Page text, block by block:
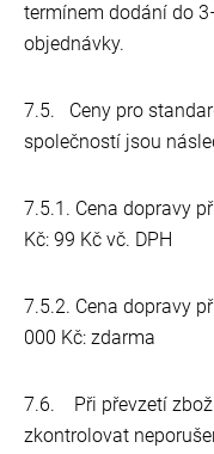
termínem dodání do
objednávky.
7.5. Ceny pro
společností jsou
7.5.1. Cena dopravy
Kč: 99 Kč vč. DPH
7.5.2. Cena dopravy
000 Kč: zdarma
7.6. Při převzetí
zkontrolovat